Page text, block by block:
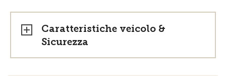
Caratteristiche veicolo &
Sicurezza